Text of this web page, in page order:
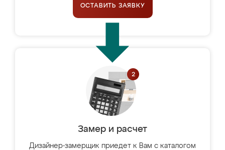
ОСТАВИТЬ ЗАЯВКУ
Замер и расчет
Дизайнер-замерщик приедет к Вам с каталогом